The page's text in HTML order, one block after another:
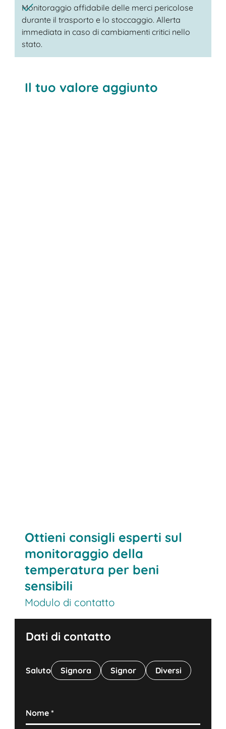
Monitoraggio affidabile delle merci pericolose
durante il trasporto e lo stoccaggio. Allerta
immediata in caso di cambiamenti critici nello
stato.
Il tuo valore aggiunto
Ottieni consigli esperti sul
monitoraggio della
temperatura per beni
sensibili
Modulo di contatto
Dati di contatto
Saluto Signora Signor Diversi
Nome*